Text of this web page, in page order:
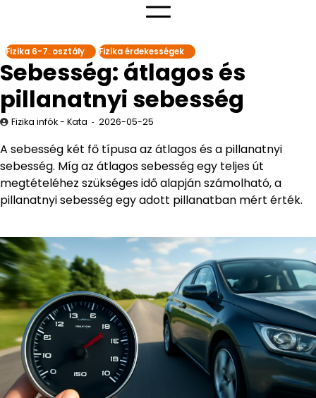
Fizika 6-7. osztály Fizika érdekességek
Sebesség: átlagos és
pillanatnyi sebesség
Fizika infók - Kata 2026-05-25
A sebesség két fő típusa az átlagos és a pillanatnyi
sebesség. Míg az átlagos sebesség egy teljes út
megtételéhez szükséges idő alapján számolható, a
pillanatnyi sebesség egy adott pillanatban mért érték.